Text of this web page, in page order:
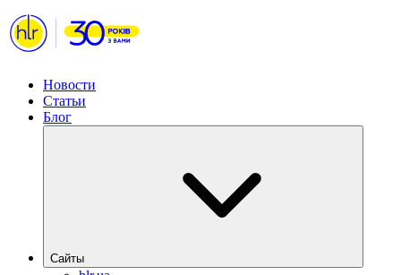
Новости
Статьи
Блог
Сайты